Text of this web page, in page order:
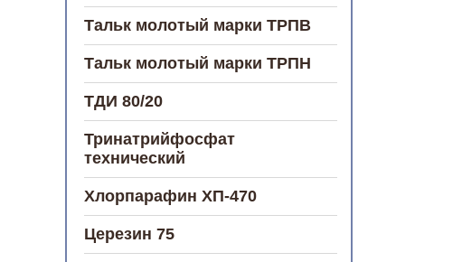
Тальк молотый марки ТРПВ
Тальк молотый марки ТРПН
ТДИ 80/20
Тринатрийфосфат
технический
Хлорпарафин ХП-470
Церезин 75